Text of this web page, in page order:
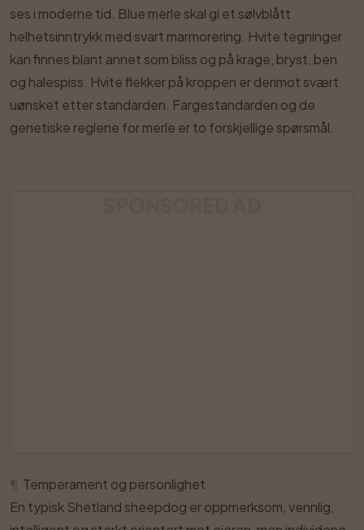
ses i moderne tid. Blue merle skal gi et sølvblått
helhetsinntrykk med svart marmorering. Hvite tegninger
kan finnes blant annet som bliss og på krage, bryst, ben
og halespiss. Hvite flekker på kroppen er derimot svært
uønsket etter standarden. Fargestandarden og de
genetiske reglene for merle er to forskjellige spørsmål.
Temperament og personlighet
En typisk Shetland sheepdog er oppmerksom, vennlig,